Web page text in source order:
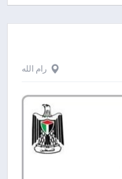
رام الله